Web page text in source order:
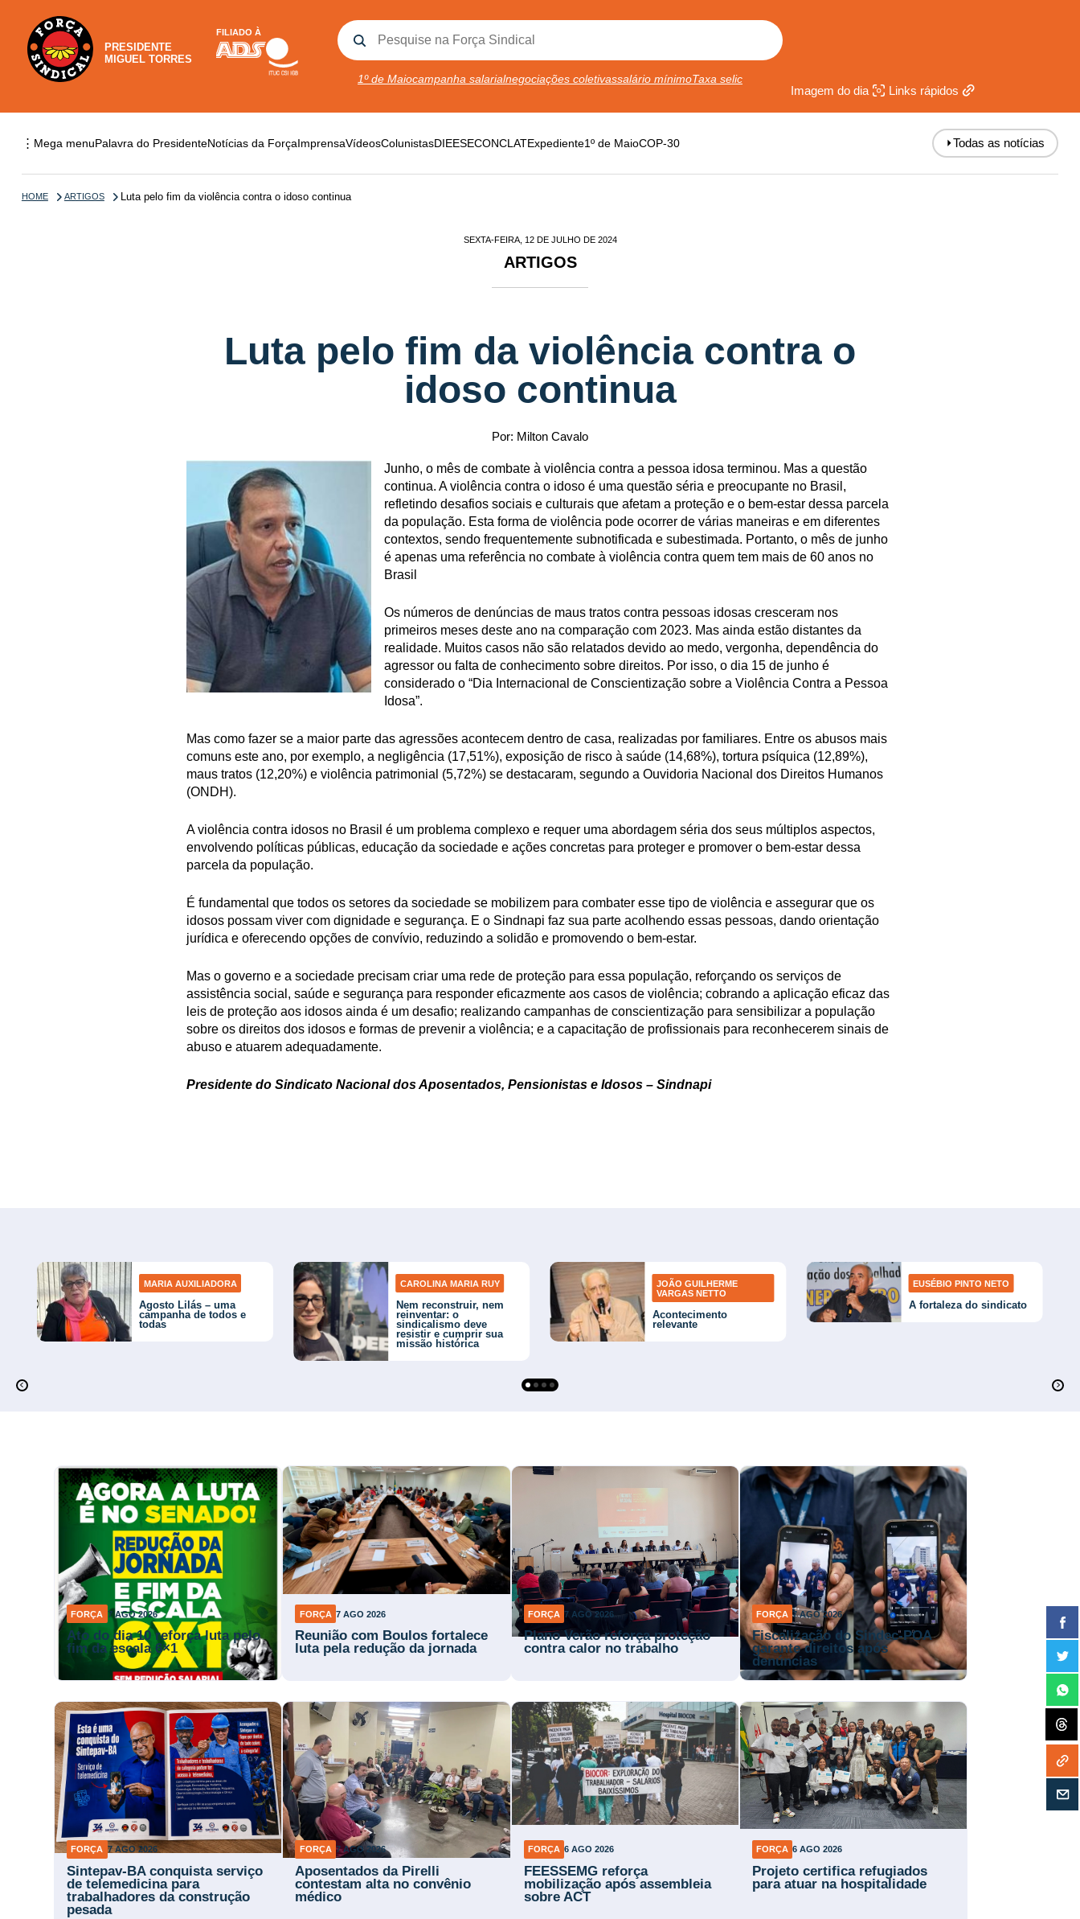
PRESIDENTE
MIGUEL TORRES
FILIADO À
1º de Maiocampanha salarialnegociações coletivassalário mínimoTaxa selic
Imagem do dia Links rápidos
⋮ Mega menuPalavra do PresidenteNotícias da ForçaImprensaVídeosColunistasDIEESECONCLATExpediente1º de MaioCOP-30 ⏵Todas as notícias
HOME ARTIGOS Luta pelo fim da violência contra o idoso continua
SEXTA-FEIRA, 12 DE JULHO DE 2024
ARTIGOS
Luta pelo fim da violência contra o
idoso continua
Por: Milton Cavalo
Junho, o mês de combate à violência contra a pessoa idosa terminou. Mas a questão
continua. A violência contra o idoso é uma questão séria e preocupante no Brasil,
refletindo desafios sociais e culturais que afetam a proteção e o bem-estar dessa parcela
da população. Esta forma de violência pode ocorrer de várias maneiras e em diferentes
contextos, sendo frequentemente subnotificada e subestimada. Portanto, o mês de junho
é apenas uma referência no combate à violência contra quem tem mais de 60 anos no
Brasil
Os números de denúncias de maus tratos contra pessoas idosas cresceram nos
primeiros meses deste ano na comparação com 2023. Mas ainda estão distantes da
realidade. Muitos casos não são relatados devido ao medo, vergonha, dependência do
agressor ou falta de conhecimento sobre direitos. Por isso, o dia 15 de junho é
considerado o “Dia Internacional de Conscientização sobre a Violência Contra a Pessoa
Idosa”.
Mas como fazer se a maior parte das agressões acontecem dentro de casa, realizadas por familiares. Entre os abusos mais
comuns este ano, por exemplo, a negligência (17,51%), exposição de risco à saúde (14,68%), tortura psíquica (12,89%),
maus tratos (12,20%) e violência patrimonial (5,72%) se destacaram, segundo a Ouvidoria Nacional dos Direitos Humanos
(ONDH).
A violência contra idosos no Brasil é um problema complexo e requer uma abordagem séria dos seus múltiplos aspectos,
envolvendo políticas públicas, educação da sociedade e ações concretas para proteger e promover o bem-estar dessa
parcela da população.
É fundamental que todos os setores da sociedade se mobilizem para combater esse tipo de violência e assegurar que os
idosos possam viver com dignidade e segurança. E o Sindnapi faz sua parte acolhendo essas pessoas, dando orientação
jurídica e oferecendo opções de convívio, reduzindo a solidão e promovendo o bem-estar.
Mas o governo e a sociedade precisam criar uma rede de proteção para essa população, reforçando os serviços de
assistência social, saúde e segurança para responder eficazmente aos casos de violência; cobrando a aplicação eficaz das
leis de proteção aos idosos ainda é um desafio; realizando campanhas de conscientização para sensibilizar a população
sobre os direitos dos idosos e formas de prevenir a violência; e a capacitação de profissionais para reconhecerem sinais de
abuso e atuarem adequadamente.
Presidente do Sindicato Nacional dos Aposentados, Pensionistas e Idosos – Sindnapi
MARIA AUXILIADORA
Agosto Lilás – uma
campanha de todos e
todas
CAROLINA MARIA RUY
Nem reconstruir, nem
reinventar: o
sindicalismo deve
resistir e cumprir sua
missão histórica
JOÃO GUILHERME
VARGAS NETTO
Acontecimento
relevante
EUSÉBIO PINTO NETO
A fortaleza do sindicato
FORÇA 7 AGO 2026
Ato do dia 10 reforça luta pelo
fim da escala 6×1
FORÇA 7 AGO 2026
Reunião com Boulos fortalece
luta pela redução da jornada
FORÇA 7 AGO 2026
Plano Verão reforça proteção
contra calor no trabalho
FORÇA 7 AGO 2026
Fiscalização do Sindec-POA
garante direitos após
denúncias
FORÇA 7 AGO 2026
Sintepav-BA conquista serviço
de telemedicina para
trabalhadores da construção
pesada
FORÇA 7 AGO 2026
Aposentados da Pirelli
contestam alta no convênio
médico
FORÇA 6 AGO 2026
FEESSEMG reforça
mobilização após assembleia
sobre ACT
FORÇA 6 AGO 2026
Projeto certifica refugiados
para atuar na hospitalidade